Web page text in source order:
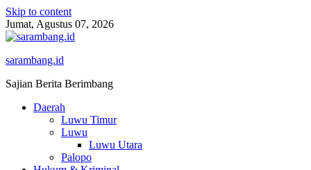
Skip to content
Jumat, Agustus 07, 2026
sarambang.id
Sajian Berita Berimbang
Daerah
Luwu Timur
Luwu
Luwu Utara
Palopo